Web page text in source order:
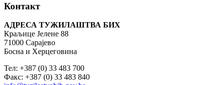
Контакт
АДРЕСА ТУЖИЛАШТВА БИХ
Краљице Јелене 88
71000 Сарајево
Босна и Херцеговина
Тел: +387 (0) 33 483 700
Факс: +387 (0) 33 483 840